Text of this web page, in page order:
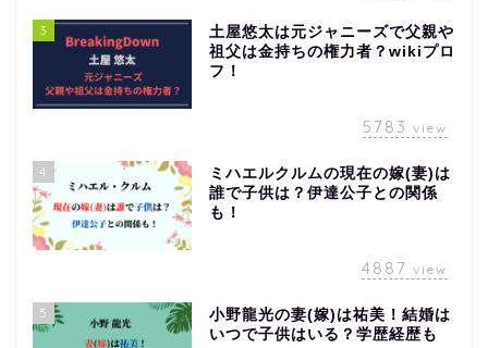
3
土屋悠太は元ジャニーズで父親や
祖父は金持ちの権力者？wikiプロ
フ！
5783 view
4
ミハエルクルムの現在の嫁(妻)は
誰で子供は？伊達公子との関係
も！
4887 view
5
小野龍光の妻(嫁)は祐美！結婚は
いつで子供はいる？学歴経歴も